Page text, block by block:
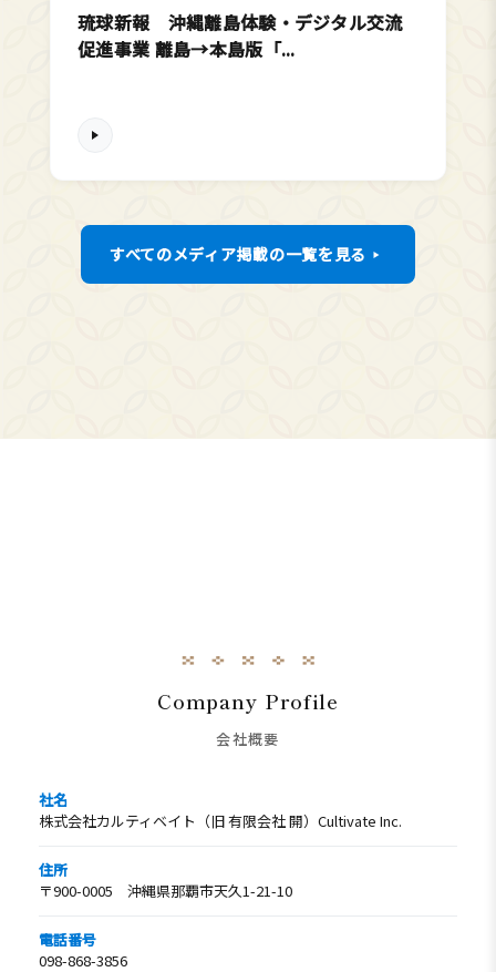
琉球新報 沖縄離島体験・デジタル交流
促進事業 離島→本島版「...
すべてのメディア掲載の一覧を見る
Company Profile
会社概要
社名
株式会社カルティベイト（旧 有限会社 開）Cultivate Inc.
住所
〒900-0005 沖縄県那覇市天久1-21-10
電話番号
098-868-3856